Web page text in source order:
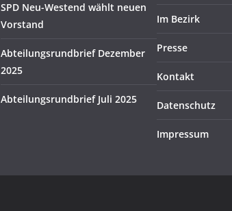
SPD Neu-Westend wählt neuen
Vorstand
Abteilungsrundbrief Dezember
2025
Abteilungsrundbrief Juli 2025
Im Bezirk
Presse
Kontakt
Datenschutz
Impressum